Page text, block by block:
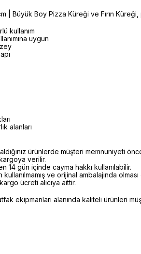
| Büyük Boy Pizza Küreği ve Fırın
kullanım
uygun
alanları
ürünlerde müşteri memnuniyeti
verilir.
14 gün içinde cayma hakkı kullanılabilir.
ve orijinal ambalajında
ücreti alıcıya aittir.
ekipmanları alanında kaliteli ürünleri